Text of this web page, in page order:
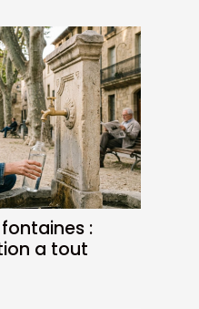
:
a tout